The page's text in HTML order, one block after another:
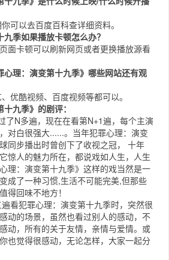
可以去百度百科查详细资料。
季如果播放卡顿怎么办？
面卡顿可以刷新网页或者更换播放源看
心理：演变第十九季》哪些网站还有观
、 优酷视频、 百度视频等都可以。
九季》的剧评：
了N多遍，现在在看第N+1遍，每个主演
对白很强大......。当年犯罪心理：演变
同步播出时曾创下了收视之冠， 十年
惊人的魅力所在，都说戏如人生，人生
理：演变第十九季》这样的戏当然是一
成了一种习惯,生活不可能完美,但那些
得回味不地方！
看犯罪心理：演变第十九季时，突然很
动的场景，虽然也看过别人的感动，不
动，所有的关于友情，亲情与爱情。或
也觉得很感动，无论怎样，大家一起分